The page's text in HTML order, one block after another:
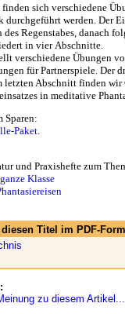
sich verschiedene
durchgeführt werden. Der
Regenstabes, danach
in vier Abschnitte.
verschiedene Übungen
für Partnerspiele. Der
letzten Abschnitt finden
in meditative
Sparen:
Paket.
und Praxishefte zum
Klasse
Titel im PDF-
zu diesem Artikel...